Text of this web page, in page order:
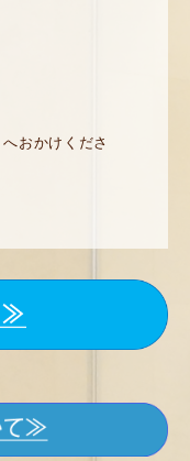
へおかけくださ